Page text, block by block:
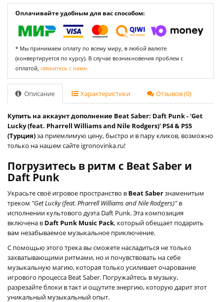
Оплачивайте удобным для вас способом:
* Мы принимаем оплату по всему миру, в любой валюте
(конвертируется по курсу). В случае возникновения проблем с
оплатой, свяжитесь с нами.
Описание Характеристики Отзывов (0)
Купить на аккаунт дополнение Beat Saber: Daft Punk - 'Get
Lucky (feat. Pharrell Williams and Nile Rodgers)' PS4 & PS5
(Турция)за приемлимую цену, быстро и в пару кликов, возможно
только на нашем сайте igronovinka.ru!
Погрузитесь в ритм с Beat Saber и
Daft Punk
Украсьте своё игровое пространство в Beat Saberзнаменитым
треком "Get Lucky (feat. Pharrell Williams and Nile Rodgers)"в
исполнении культового дуэта Daft Punk. Эта композиция
включена в Daft Punk Music Pack, который обещает подарить
вам незабываемое музыкальное приключение.
С помощью этого трека вы сможете насладиться не только
захватывающими ритмами, но и почувствовать на себе
музыкальную магию, которая только усиливает очарование
игрового процесса Beat Saber. Погружайтесь в музыку,
разрезайте блоки в такт и ощутите энергию, которую дарит этот
уникальный музыкальный опыт.